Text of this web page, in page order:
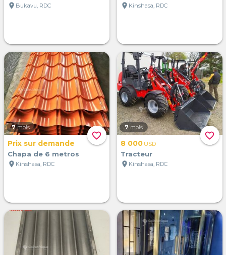
location_on Bukavu, RDC
location_on Kinshasa, RDC
favorite_border
7 mois
Prix sur demande
Chapa de 6 metros
location_on Kinshasa, RDC
favorite_border
7 mois
8 000 USD
Tracteur
location_on Kinshasa, RDC